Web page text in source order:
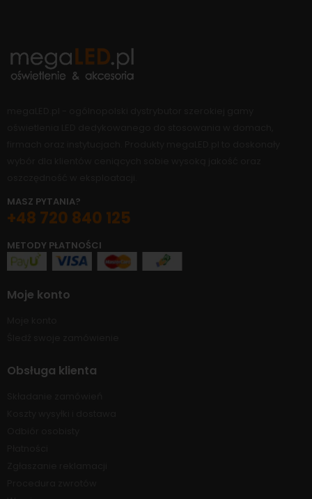
MASZ PYTANIA?
+48 720 840 125
METODY PŁATNOŚCI
Moje konto
Obsługa klienta